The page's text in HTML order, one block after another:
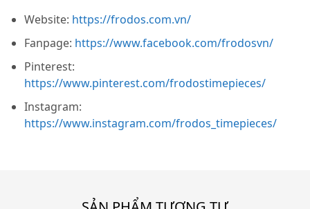
Website: https://frodos.com.vn/
Fanpage: https://www.facebook.com/frodosvn/
Pinterest:
https://www.pinterest.com/frodostimepieces/
Instagram:
https://www.instagram.com/frodos_timepieces/